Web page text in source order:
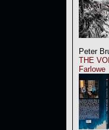
Peter
THE
Farlowe